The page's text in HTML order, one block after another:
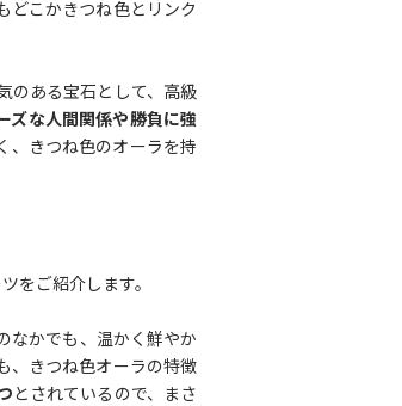
どこかきつね色とリンク
のある宝石として、高級
ズな人間関係や勝負に強
、きつね色のオーラを持
をご紹介します。
なかでも、温かく鮮やか
、きつね色オーラの特徴
とされているので、まさ